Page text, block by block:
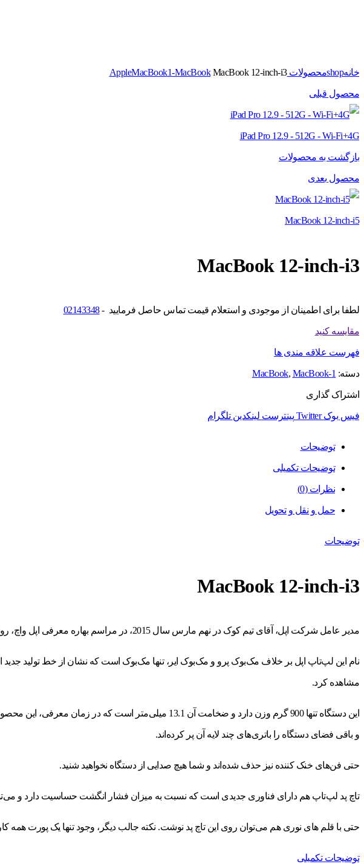
خانهshopمحصولات Apple MacBook1-MacBookMacBook 12-inch-i3
محصول قبلی
iPad Pro 12.9 - 512G - Wi-Fi+4G
بازگشت به محصولات
محصول بعدی
MacBook 12-inch-i5
MacBook 12-inch-i3
لطفا برای اطمینان از موجودی و استعلام قیمت تماس حاصل فرمایید -02143348
مقایسه کنید
فهرست علاقه مندی ها
دسته: 1-MacBook
, MacBook
اشتراک گذاری
فیس بوک Twitter پینترست لینکدین تلگرام
توضیحات
توضیحات تکمیلی
نظرات (0)
حمل و نقل و تحویل
توضیحات
MacBook 12-inch-i3
مدیر عامل شرکت اپل، آقای تیم کوک در نهم مارس سال 2015، در مراسم بهاره معرفی اپل واچ، روی صحنه رفت و MacBook 12-inch-i3 با صفحه‌ی نمایش رتینا را معرفی کرد.
نام این لپ‌تاپ اپل بر خلاف مک‌بوک پرو و مک‌بوک ایر، تنها مک‌بوک است که نشان از خط تولید
مشاهده کرد.
این دستگاه تنها 900 گرم وزن دارد و ضخامت آن 13.1
و باقی فضای دستگاه را باتری‌های چند لایه آن پر کرده‌اند.
حتی فن‌های خنک کننده نیز حذف شده‌اند و شما هیچ صدایی از دستگاه نخواهید شنید.
تاچ پد لپ‌تاپ هم دارای فناوری جدیدی است که نسبت به میزان فشار انگشت حساسیت دارد و
حتی با قلم ‌های نوری هم می‌توان روی این تاچ پد نوشت. نکته جالب دیگر، وجود تنها یک پورت
توضیحات تکمیلی